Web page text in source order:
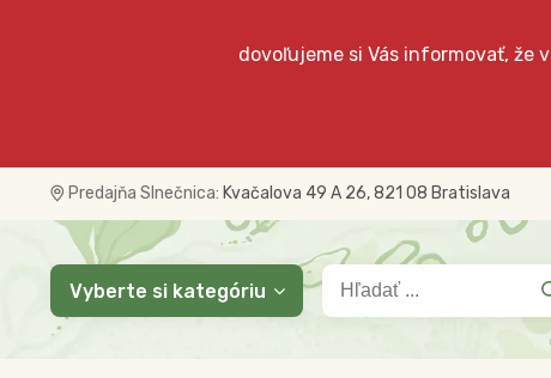
dovoľujeme si Vás informovať, že v
Predajňa Slnečnica: Kvačalova 49 A 26, 821 08 Bratislava
Vyberte si kategóriu